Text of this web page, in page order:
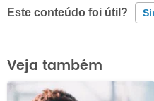
Este conteúdo foi útil?
Este conteúdo contém
Este conteúdo não tem a
Veja também